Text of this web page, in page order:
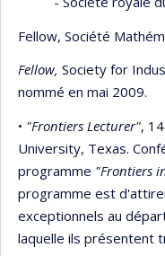
Fellow, Société
Fellow, Society for
nommé en mai 2009.
• "Frontiers Lecturer",
University, Texas.
programme "Frontiers
programme est
exceptionnels au
laquelle ils présentent